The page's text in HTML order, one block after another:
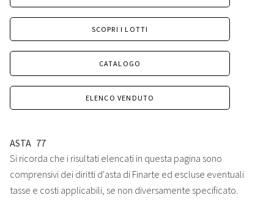
SCOPRI I LOTTI
CATALOGO
ELENCO VENDUTO
ASTA 77
Si ricorda che i risultati elencati in questa pagina sono
comprensivi dei diritti d'asta di Finarte ed escluse eventuali
tasse e costi applicabili, se non diversamente specificato.